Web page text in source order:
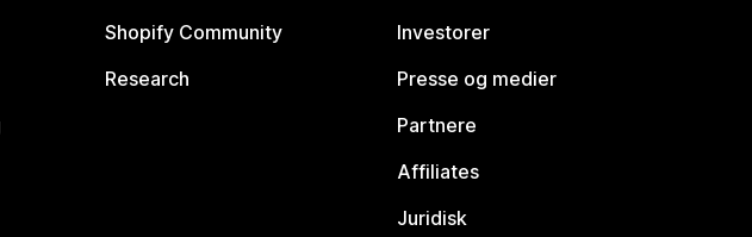
Shopify Community
Research
Investorer
Presse og medier
Partnere
Affiliates
Juridisk